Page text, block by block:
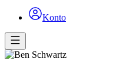
Konto